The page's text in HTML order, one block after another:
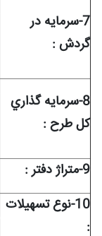
7-سرمايه در
گردش :
8-سرمايه گذاري
کل طرح :
9-متراژ دفتر:
10-نوع تسهيلات
: